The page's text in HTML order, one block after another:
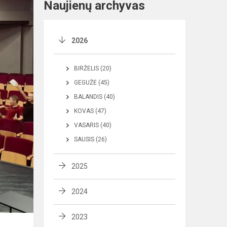
Naujienų archyvas
2026
BIRŽELIS (20)
GEGUŽĖ (45)
BALANDIS (40)
KOVAS (47)
VASARIS (40)
SAUSIS (26)
2025
2024
2023